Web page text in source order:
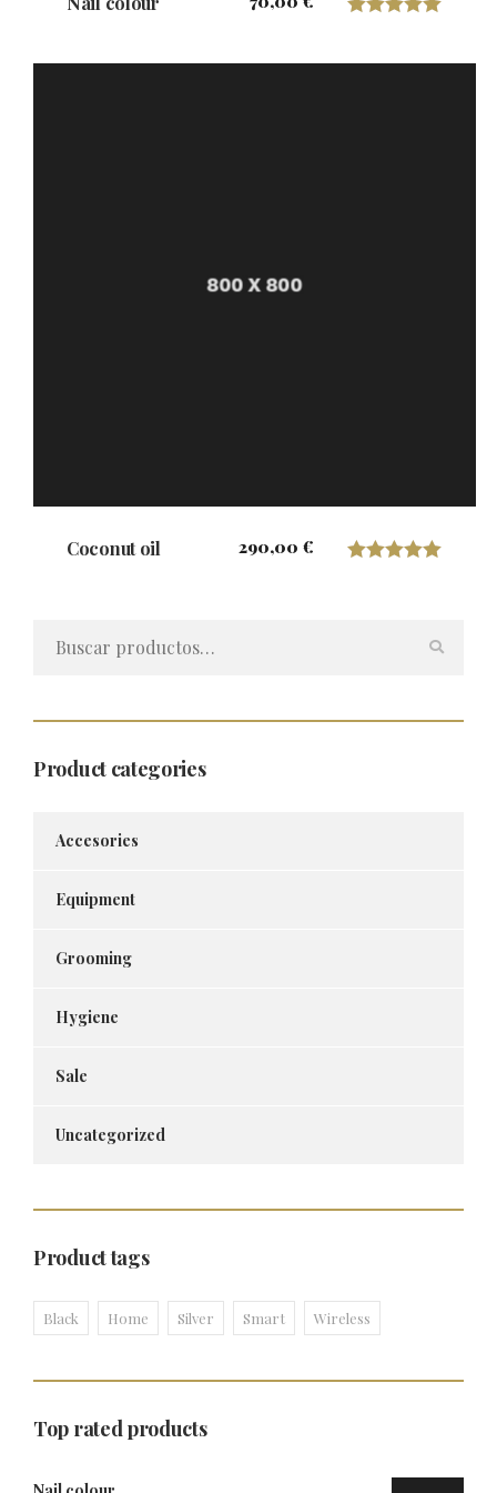
5.00
Coconut oil 290,00 €
por:
Product categories
Accesories
Equipment
Grooming
Hygiene
Sale
Uncategorized
Product tags
Black Home Silver Smart Wireless
Top rated products